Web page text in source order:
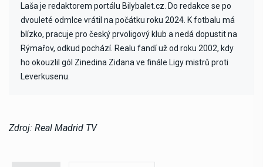
Laša je redaktorem portálu Bilybalet.cz. Do redakce se po
dvouleté odmlce vrátil na počátku roku 2024. K fotbalu má
blízko, pracuje pro český prvoligový klub a nedá dopustit na
Rýmařov, odkud pochází. Realu fandí už od roku 2002, kdy
ho okouzlil gól Zinedina Zidana ve finále Ligy mistrů proti
Leverkusenu.
Zdroj: Real Madrid TV